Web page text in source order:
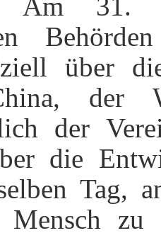
über
der
der
die
Tag,
zu